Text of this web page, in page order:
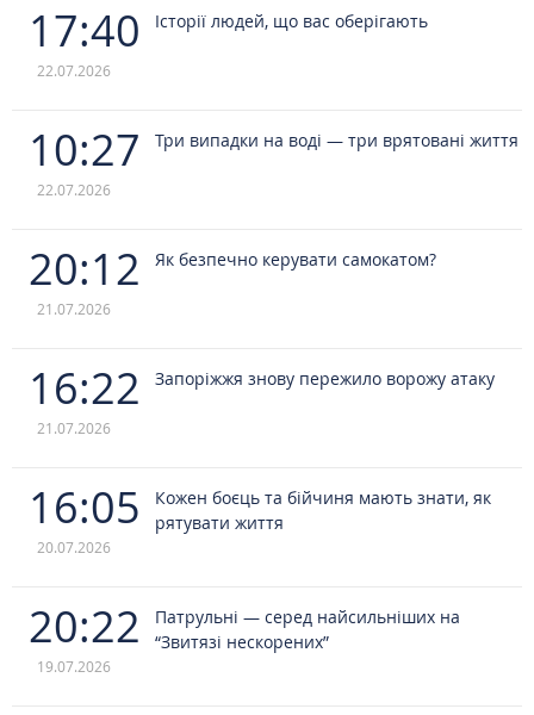
17:40
22.07.2026
Історії людей, що вас оберігають
10:27
22.07.2026
Три випадки на воді — три врятовані життя
20:12
21.07.2026
Як безпечно керувати самокатом?
16:22
21.07.2026
Запоріжжя знову пережило ворожу атаку
16:05
20.07.2026
Кожен боєць та бійчиня мають знати, як
рятувати життя
20:22
19.07.2026
Патрульні — серед найсильніших на
“Звитязі нескорених”